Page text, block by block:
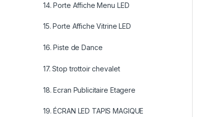
14. Porte Affiche Menu LED
15. Porte Affiche Vitrine LED
16. Piste de Dance
17. Stop trottoir chevalet
18. Ecran Publicitaire Etagere
19. ÉCRAN LED TAPIS MAGIQUE